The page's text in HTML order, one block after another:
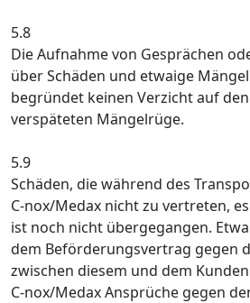
5.8
Die Aufnahme von Gesprächen
über Schäden und etwaige
begründet keinen Verzicht auf
verspäteten Mängelrüge.
5.9
Schäden, die während des
C-nox/Medax nicht zu vertreten,
ist noch nicht übergegangen.
dem Beförderungsvertrag gegen
zwischen diesem und dem
C-nox/Medax Ansprüche gegen